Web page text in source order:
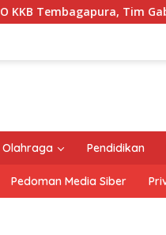
TNI-Polri Lakukan
Olahraga Pendidikan
Pedoman Media Siber